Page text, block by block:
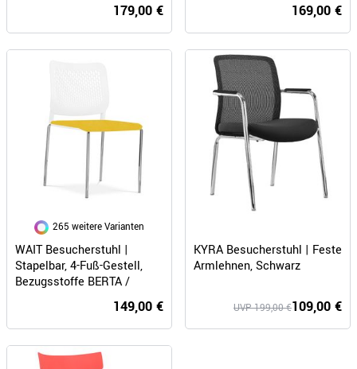
179,00 € 169,00 €
265 weitere Varianten
WAIT Besucherstuhl |
Stapelbar, 4-Fuß-Gestell,
Bezugsstoffe BERTA /
LUCIA / VELITO / SYNERGY
149,00 €
KYRA Besucherstuhl | Feste
Armlehnen, Schwarz
109,00 €
UVP 199,00 €